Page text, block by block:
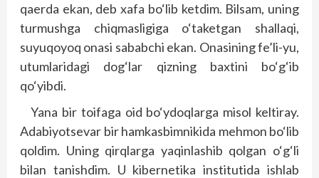
qaerda ekan, deb xafa bo‘lib ketdim. Bilsam, uning
turmushga chiqmasligiga o‘taketgan shallaqi,
suyuqoyoq onasi sababchi ekan. Onasining fe’li-yu,
utumlaridagi dog‘lar qizning baxtini bo‘g‘ib
qo‘yibdi.
Yana bir toifaga oid bo‘ydoqlarga misol keltiray.
Adabiyotsevar bir hamkasbimnikida mehmon bo‘lib
qoldim. Uning qirqlarga yaqinlashib qolgan o‘g‘li
bilan tanishdim. U kibernetika institutida ishlab